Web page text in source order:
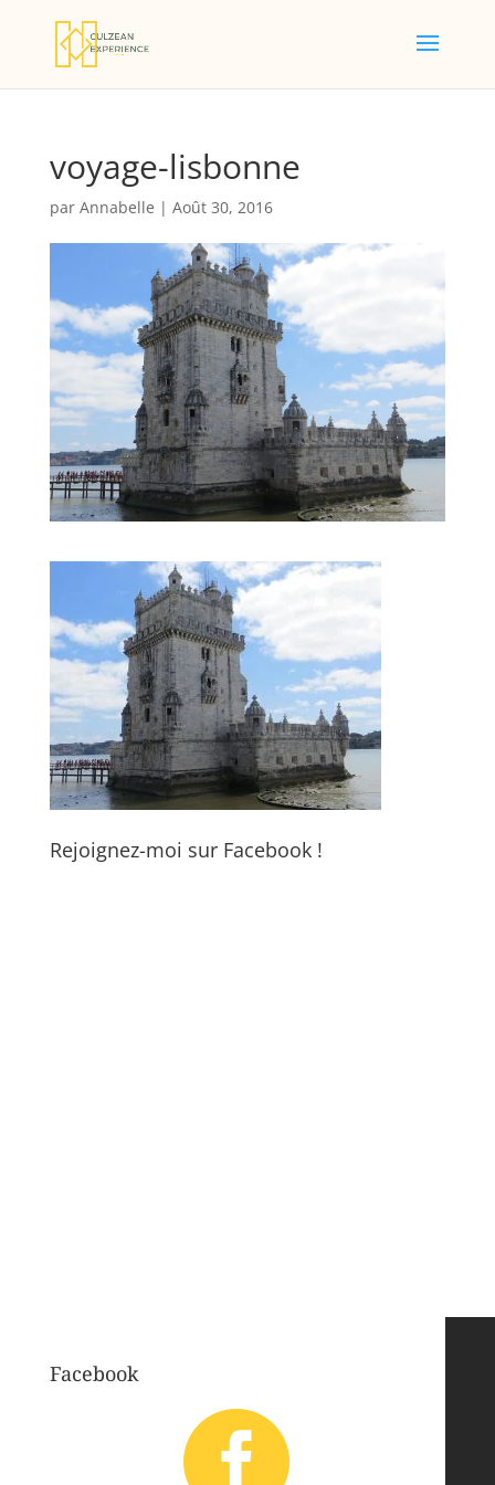
voyage-lisbonne
par Annabelle | Août 30, 2016
Rejoignez-moi sur Facebook !
Facebook
